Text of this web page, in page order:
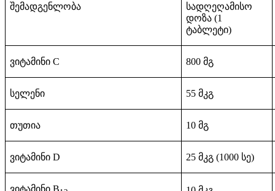
შემადგენლობა
სადღეღამისო
დოზა (1
ტაბლეტი)
ვიტამინი C 800მგ
სელენი 55მკგ
თუთია 10 მგ
ვიტამინი D 25მკგ (1000 სე)
ვიტამინი В